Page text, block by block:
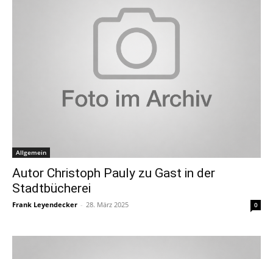
Allgemein
Autor Christoph Pauly zu Gast in der
Stadtbücherei
Frank Leyendecker - 28. März 2025 0